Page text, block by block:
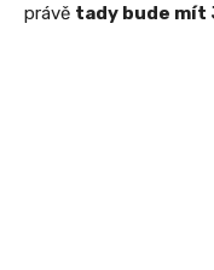
právě tady bude mít